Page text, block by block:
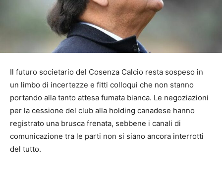
Il futuro societario del Cosenza Calcio resta sospeso in
un limbo di incertezze e fitti colloqui che non stanno
portando alla tanto attesa fumata bianca. Le negoziazioni
per la cessione del club alla holding canadese hanno
registrato una brusca frenata, sebbene i canali di
comunicazione tra le parti non si siano ancora interrotti
del tutto.